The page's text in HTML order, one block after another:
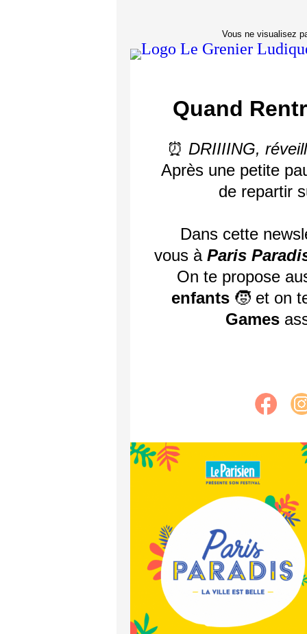
Vous ne visualisez
Quand
⏰ DRIIIING,
Après une petite
de repartir
Dans cette
vous à Paris
On te propose
enfants 🧒 et on
Games